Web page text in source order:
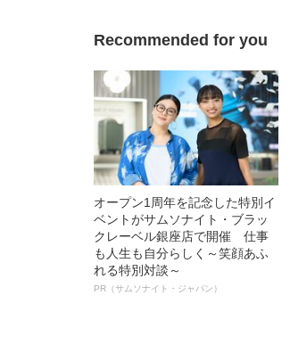
Recommended for you
オープン1周年を記念した特別イ
ベントがサムソナイト・ブラッ
クレーベル銀座店で開催 仕事
も人生も自分らしく～笑顔あふ
れる特別対談～
PR（サムソナイト・ジャパン）